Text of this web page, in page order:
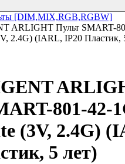
[DIM,MIX,RGB,RGBW]
ARLIGHT Пульт SMART-
2.4G) (IARL, IP20 Пластик,
801-42-
(3V, 2.4G)
5 лет)